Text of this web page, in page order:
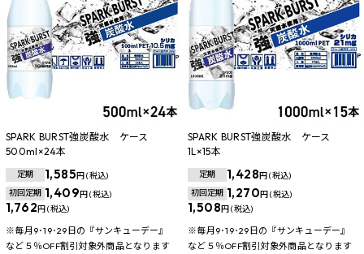
SPARK BURST強炭酸水 ケース
500ml×24本
定期 1,585円 (税込)
初回定期 1,409円 (税込)
1,762円 (税込)
※毎月9･19･29日の『サンキューデー』
など５％OFF割引対象外商品となります
SPARK BURST強炭酸水 ケース
1L×15本
定期 1,428円 (税込)
初回定期 1,270円 (税込)
1,508円 (税込)
※毎月9･19･29日の『サンキューデー』
など５％OFF割引対象外商品となります